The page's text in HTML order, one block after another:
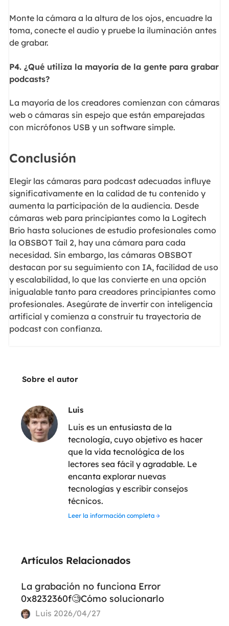
Monte la cámara a la altura de los ojos, encuadre la
toma, conecte el audio y pruebe la iluminación antes
de grabar.
P4. ¿Qué utiliza la mayoría de la gente para grabar
podcasts?
La mayoría de los creadores comienzan con cámaras
web o cámaras sin espejo que están emparejadas
con micrófonos USB y un software simple.
Conclusión
Elegir las cámaras para podcast adecuadas influye
significativamente en la calidad de tu contenido y
aumenta la participación de la audiencia. Desde
cámaras web para principiantes como la Logitech
Brio hasta soluciones de estudio profesionales como
la OBSBOT Tail 2, hay una cámara para cada
necesidad. Sin embargo, las cámaras OBSBOT
destacan por su seguimiento con IA, facilidad de uso
y escalabilidad, lo que las convierte en una opción
inigualable tanto para creadores principiantes como
profesionales. Asegúrate de invertir con inteligencia
artificial y comienza a construir tu trayectoria de
podcast con confianza.
Sobre el autor
Luis
Luis es un entusiasta de la
tecnología, cuyo objetivo es hacer
que la vida tecnológica de los
lectores sea fácil y agradable. Le
encanta explorar nuevas
tecnologías y escribir consejos
técnicos.
Leer la información completa
Artículos Relacionados
La grabación no funciona Error
0x8232360f🧐Cómo solucionarlo
Luis 2026/04/27